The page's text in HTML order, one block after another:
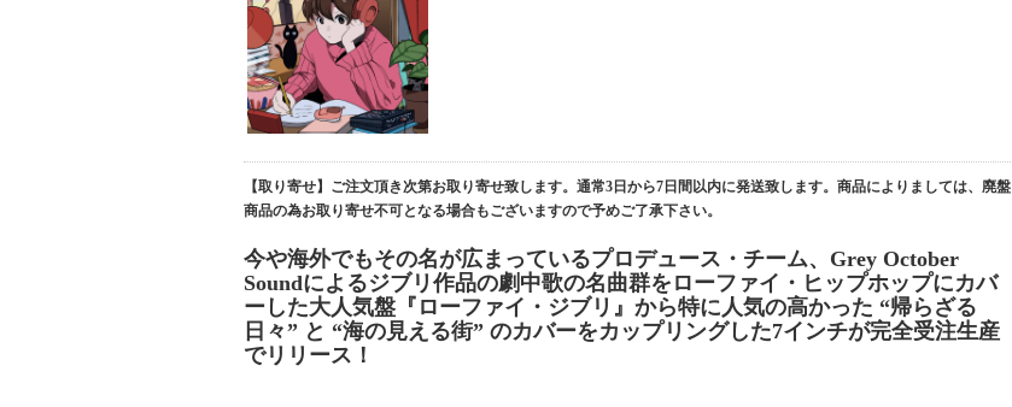
【取り寄せ】ご注文頂き次第お取り寄せ致します。通常3日から7日間以内に発送致します。商品によりましては、廃盤
商品の為お取り寄せ不可となる場合もございますので予めご了承下さい。
今や海外でもその名が広まっているプロデュース・チーム、Grey October
Soundによるジブリ作品の劇中歌の名曲群をローファイ・ヒップホップにカバ
ーした大人気盤『ローファイ・ジブリ』から特に人気の高かった “帰らざる
日々” と “海の見える街” のカバーをカップリングした7インチが完全受注生産
でリリース！